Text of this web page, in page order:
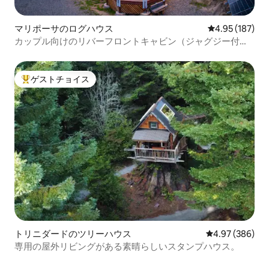
マリポーサのログハウス レビュー187
4.95 (187)
カップル向けのリバーフロントキャビン（ジャグジー付
大好評のゲストチョイスです。
ゲストチョイス
トリニダードのツリーハウス レビュー386
4.97 (386)
専用の屋外リビングがある素晴らしいスタンプハウス。